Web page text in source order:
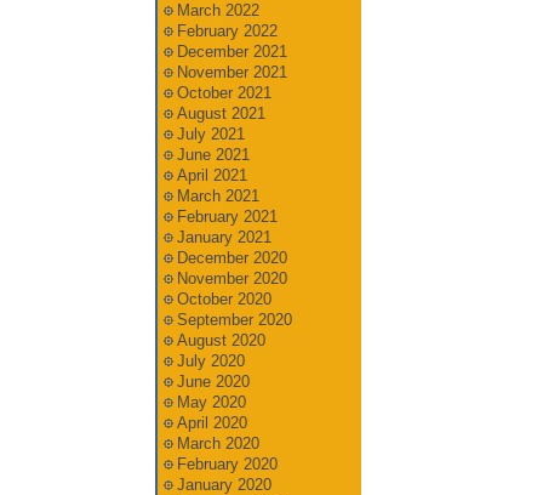
March 2022
February 2022
December 2021
November 2021
October 2021
August 2021
July 2021
June 2021
April 2021
March 2021
February 2021
January 2021
December 2020
November 2020
October 2020
September 2020
August 2020
July 2020
June 2020
May 2020
April 2020
March 2020
February 2020
January 2020